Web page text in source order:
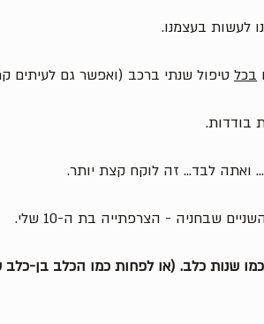
בכל טיפול שנתי ברכב (ואפשר גם לעיתים
בודדות.
ואתה לבד... זה לוקח קצת יותר.
שבחניה - הצרפתייה בת ה-10 שלי.
שנות כלב. (או לפחות כמו הכלב בן-